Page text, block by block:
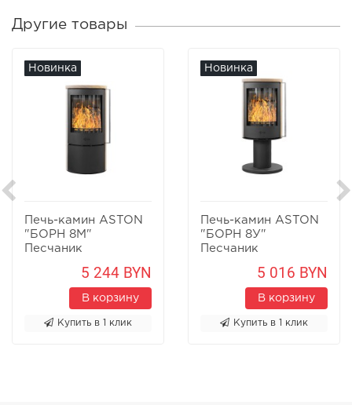
Другие товары
Новинка
Печь-камин ASTON
"БОРН 8М"
Песчаник
5 244 BYN
В корзину
Купить в 1 клик
Новинка
Печь-камин ASTON
"БОРН 8У"
Песчаник
5 016 BYN
В корзину
Купить в 1 клик